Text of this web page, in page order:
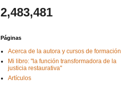
2,483,481
Páginas
Acerca de la autora y cursos de formación
Mi libro: "la función transformadora de la
justicia restaurativa"
Artículos